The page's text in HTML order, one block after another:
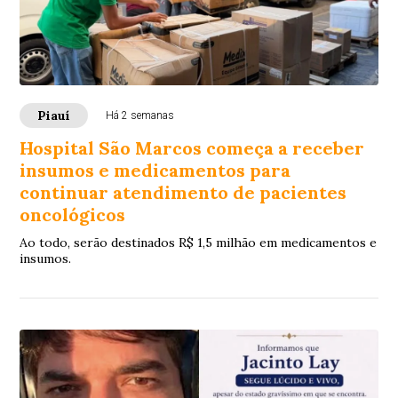
Piauí Há 2 semanas
Hospital São Marcos começa a receber
insumos e medicamentos para
continuar atendimento de pacientes
oncológicos
Ao todo, serão destinados R$ 1,5 milhão em medicamentos e
insumos.